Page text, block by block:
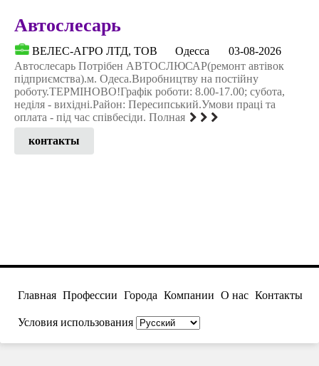
Автослесарь
ВЕЛЕС-АГРО ЛТД, ТОВ Одесса
03-08-2026
Автослесарь Потрібен АВТОСЛЮСАР(ремонт автівок
підприємства).м. Одеса.Виробництву на постійну
роботу.ТЕРМІНОВО!Графік роботи: 8.00-17.00; субота,
неділя - вихідні.Район: Пересипський.Умови працi та
оплата - під час співбесіди. Полная
контакты
Главная Профессии Города Компании О нас Контакты
Условия использования